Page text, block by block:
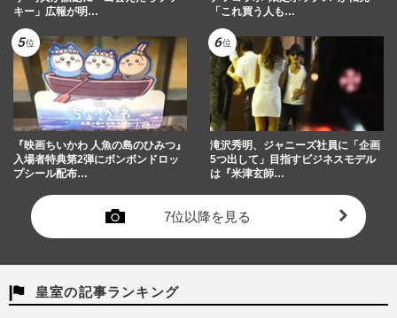
キー」広報が明…
「これ買う人も…
『映画ちいかわ 人魚の島のひみつ』
入場者特典第2弾にボンボンドロッ
プシール配布…
滝沢秀明、ジャニーズ社員に「企画
5つ出して」目指すビジネスモデル
は『米津玄師…
7位以降を見る
皇室の記事ランキング